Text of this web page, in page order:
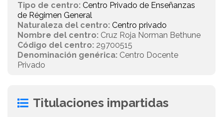
Tipo de centro: Centro Privado de Enseñanzas
de Régimen General
Naturaleza del centro: Centro privado
Nombre del centro: Cruz Roja Norman Bethune
Código del centro: 29700515
Denominación genérica: Centro Docente
Privado
Titulaciones impartidas